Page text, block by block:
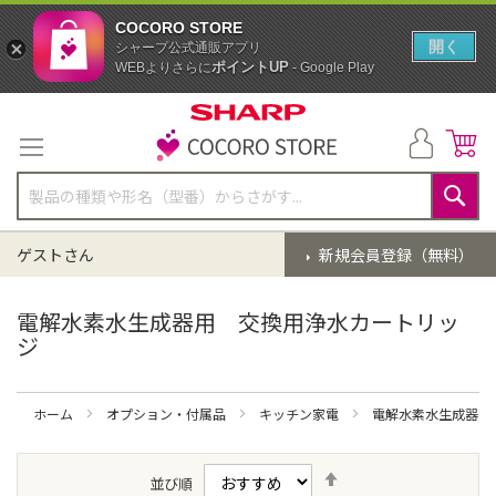
テ
ン
ツ
に
ス
キ
ッ
検
索
新規会員登録（無料）
ゲストさん
電解水素水生成器用 交換用浄水カートリッ
ジ
ホーム オプション・付属品 キッチン家電 電解水素水生成器
並び順
COCORO STORE
シャープ公式通販アプリ
WEBよりさらにポイントUP- Google Play
開く